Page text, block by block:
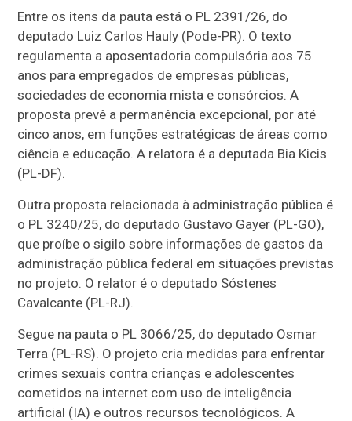
Entre os itens da pauta está o PL 2391/26, do
deputado Luiz Carlos Hauly (Pode-PR). O texto
regulamenta a aposentadoria compulsória aos 75
anos para empregados de empresas públicas,
sociedades de economia mista e consórcios. A
proposta prevê a permanência excepcional, por até
cinco anos, em funções estratégicas de áreas como
ciência e educação. A relatora é a deputada Bia Kicis
(PL-DF).
Outra proposta relacionada à administração pública é
o PL 3240/25, do deputado Gustavo Gayer (PL-GO),
que proíbe o sigilo sobre informações de gastos da
administração pública federal em situações previstas
no projeto. O relator é o deputado Sóstenes
Cavalcante (PL-RJ).
Segue na pauta o PL 3066/25, do deputado Osmar
Terra (PL-RS). O projeto cria medidas para enfrentar
crimes sexuais contra crianças e adolescentes
cometidos na internet com uso de inteligência
artificial (IA) e outros recursos tecnológicos. A